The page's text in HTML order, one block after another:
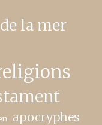
la mer
apocryphes